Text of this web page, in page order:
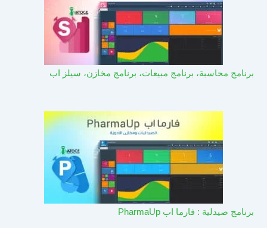
برنامج محاسبة، برنامج مبيعات، برنامج مخازن، سيلز اب
برنامج صيدلية : فارما اب PharmaUp​